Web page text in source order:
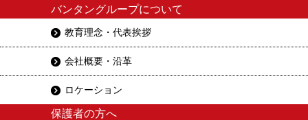
バンタングループについて
教育理念・代表挨拶
会社概要・沿革
ロケーション
保護者の方へ